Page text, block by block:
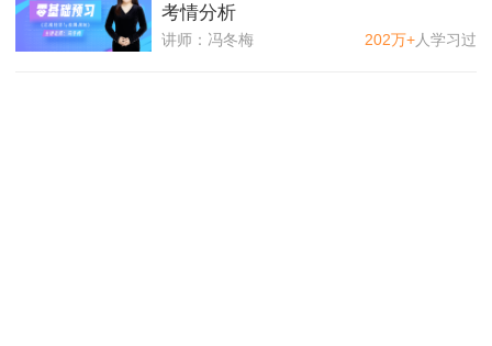
考情分析
讲师： 冯冬梅 202万+人学习过